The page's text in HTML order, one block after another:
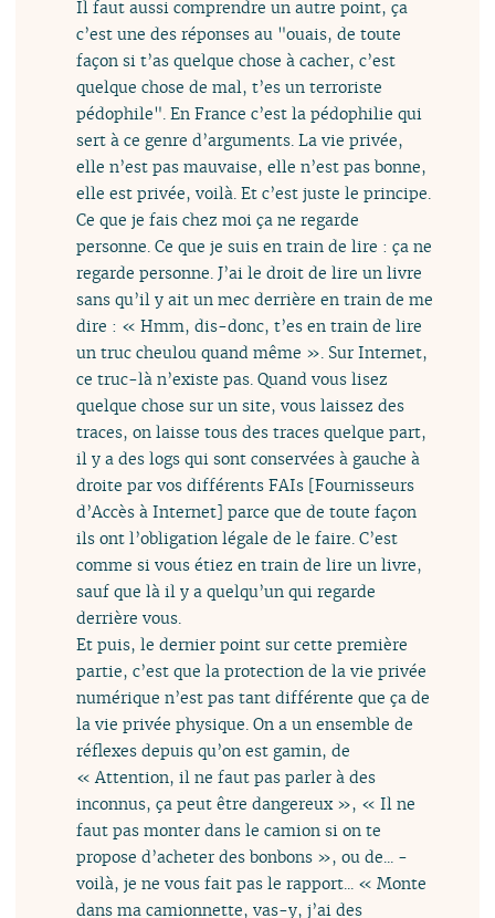
Il faut aussi comprendre un autre point, ça
c’est une des réponses au "ouais, de toute
façon si t’as quelque chose à cacher, c’est
quelque chose de mal, t’es un terroriste
pédophile". En France c’est la pédophilie qui
sert à ce genre d’arguments. La vie privée,
elle n’est pas mauvaise, elle n’est pas bonne,
elle est privée, voilà. Et c’est juste le principe.
Ce que je fais chez moi ça ne regarde
personne. Ce que je suis en train de lire : ça ne
regarde personne. J’ai le droit de lire un livre
sans qu’il y ait un mec derrière en train de me
dire : « Hmm, dis-donc, t’es en train de lire
un truc cheulou quand même ». Sur Internet,
ce truc-là n’existe pas. Quand vous lisez
quelque chose sur un site, vous laissez des
traces, on laisse tous des traces quelque part,
il y a des logs qui sont conservées à gauche à
droite par vos différents FAIs [Fournisseurs
d’Accès à Internet] parce que de toute façon
ils ont l’obligation légale de le faire. C’est
comme si vous étiez en train de lire un livre,
sauf que là il y a quelqu’un qui regarde
derrière vous.
Et puis, le dernier point sur cette première
partie, c’est que la protection de la vie privée
numérique n’est pas tant différente que ça de
la vie privée physique. On a un ensemble de
réflexes depuis qu’on est gamin, de
« Attention, il ne faut pas parler à des
inconnus, ça peut être dangereux », « Il ne
faut pas monter dans le camion si on te
propose d’acheter des bonbons », ou de... -
voilà, je ne vous fait pas le rapport... « Monte
dans ma camionnette, vas-y, j’ai des